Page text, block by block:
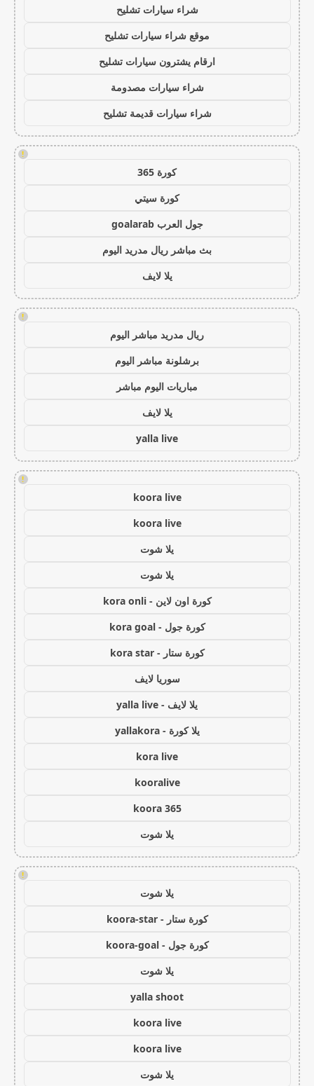
شراء سيارات تشليح
موقع شراء سيارات تشليح
ارقام يشترون سيارات تشليح
شراء سيارات مصدومة
شراء سيارات قديمة تشليح
!
كورة 365
كورة سيتي
جول العرب goalarab
بث مباشر ريال مدريد اليوم
يلا لايف
!
ريال مدريد مباشر اليوم
برشلونة مباشر اليوم
مباريات اليوم مباشر
يلا لايف
yalla live
!
koora live
koora live
يلا شوت
يلا شوت
كورة اون لاين - kora onli
كورة جول - kora goal
كورة ستار - kora star
سوريا لايف
يلا لايف - yalla live
يلا كورة - yallakora
kora live
kooralive
koora 365
يلا شوت
!
يلا شوت
كورة ستار - koora-star
كورة جول - koora-goal
يلا شوت
yalla shoot
koora live
koora live
يلا شوت